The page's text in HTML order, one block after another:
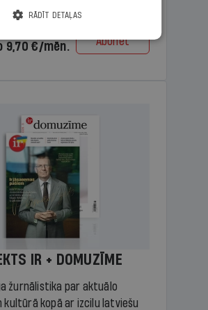
9,70 €/mēn. Abonēt
IR + DOMUZĪME
žurnālistika par aktuālo
kultūrā kopā ar izcilu latviešu
RĀDĪT DETAĻAS